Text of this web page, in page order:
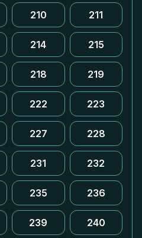
210 211
214 215
218 219
222 223
227 228
231 232
235 236
239 240